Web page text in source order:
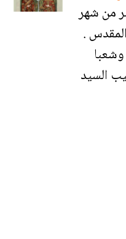
من شهر
.
السيد